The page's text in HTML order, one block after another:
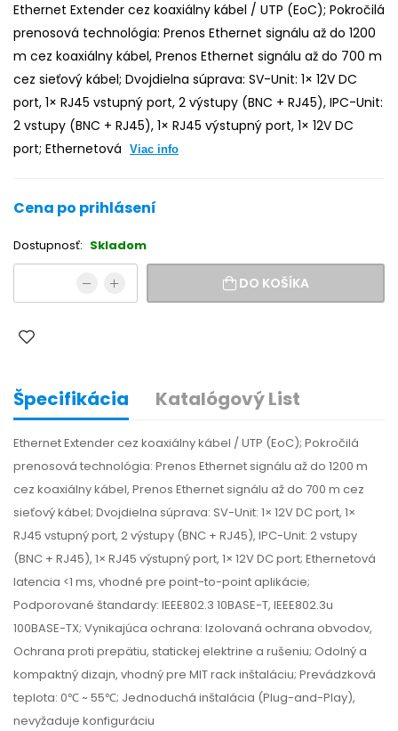
Ethernet Extender cez koaxiálny kábel / UTP (EoC); Pokročilá
prenosová technológia: Prenos Ethernet signálu až do 1200
m cez koaxiálny kábel, Prenos Ethernet signálu až do 700 m
cez sieťový kábel; Dvojdielna súprava: SV-Unit: 1× 12V DC
port, 1× RJ45 vstupný port, 2 výstupy (BNC + RJ45), IPC-Unit:
2 vstupy (BNC + RJ45), 1× RJ45 výstupný port, 1× 12V DC
port; Ethernetová
Viac info
Cena po prihlásení
Dostupnosť: Skladom
DO KOŠÍKA
Špecifikácia Katalógový List
Ethernet Extender cez koaxiálny kábel / UTP (EoC); Pokročilá
prenosová technológia: Prenos Ethernet signálu až do 1200 m
cez koaxiálny kábel, Prenos Ethernet signálu až do 700 m cez
sieťový kábel; Dvojdielna súprava: SV-Unit: 1× 12V DC port, 1×
RJ45 vstupný port, 2 výstupy (BNC + RJ45), IPC-Unit: 2 vstupy
(BNC + RJ45), 1× RJ45 výstupný port, 1× 12V DC port; Ethernetová
latencia <1 ms, vhodné pre point-to-point aplikácie;
Podporované štandardy: IEEE802.3 10BASE-T, IEEE802.3u
100BASE-TX; Vynikajúca ochrana: Izolovaná ochrana obvodov,
Ochrana proti prepätiu, statickej elektrine a rušeniu; Odolný a
kompaktný dizajn, vhodný pre MIT rack inštaláciu; Prevádzková
teplota: 0℃ ~ 55℃; Jednoduchá inštalácia (Plug-and-Play),
nevyžaduje konfiguráciu